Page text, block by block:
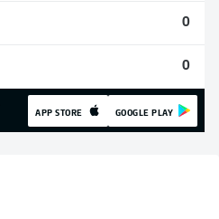
0
0
APP STORE GOOGLE PLAY